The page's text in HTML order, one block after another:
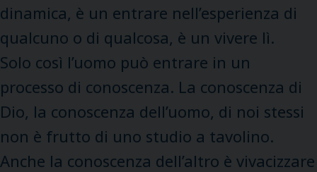
dinamica, è un entrare nell’esperienza di
qualcuno o di qualcosa, è un vivere lì.
Solo così l’uomo può entrare in un
processo di conoscenza. La conoscenza di
Dio, la conoscenza dell’uomo, di noi stessi
non è frutto di uno studio a tavolino.
Anche la conoscenza dell’altro è vivacizzare